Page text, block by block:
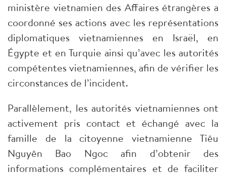
ministère vietnamien des Affaires étrangères a
coordonné ses actions avec les représentations
diplomatiques vietnamiennes en Israël, en
Égypte et en Turquie ainsi qu’avec les autorités
compétentes vietnamiennes, afin de vérifier les
circonstances de l’incident.
Parallèlement, les autorités vietnamiennes ont
activement pris contact et échangé avec la
famille de la citoyenne vietnamienne Tiêu
Nguyên Bao Ngoc afin d’obtenir des
informations complémentaires et de faciliter